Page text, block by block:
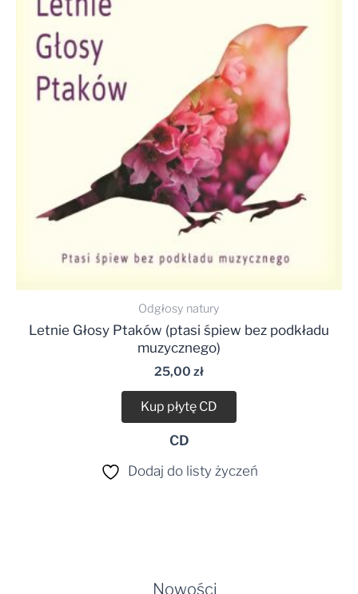
Nowości
Odgłosy natury
Letnie Głosy Ptaków (ptasi śpiew bez podkładu
muzycznego)
25,00 zł
Kup płytę CD
CD
Dodaj do listy życzeń